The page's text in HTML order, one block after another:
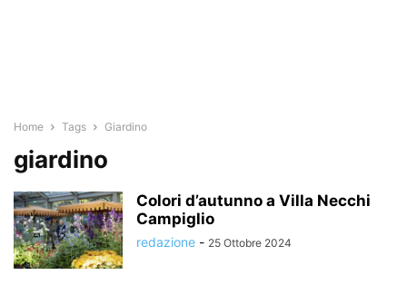
Home Tags Giardino
giardino
Colori d’autunno a Villa Necchi
Campiglio
redazione - 25 Ottobre 2024